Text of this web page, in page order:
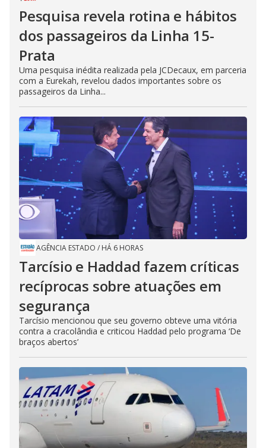
Pesquisa revela rotina e hábitos
dos passageiros da Linha 15-
Prata
Uma pesquisa inédita realizada pela JCDecaux, em parceria
com a Eurekah, revelou dados importantes sobre os
passageiros da Linha...
AGÊNCIA ESTADO / HÁ 6 HORAS
Tarcísio e Haddad fazem críticas
recíprocas sobre atuações em
segurança
Tarcísio mencionou que seu governo obteve uma vitória
contra a cracolândia e criticou Haddad pelo programa ‘De
braços abertos’